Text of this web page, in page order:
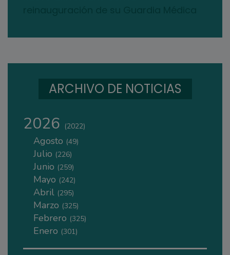
ARCHIVO DE NOTICIAS
2026 (2022)
Agosto (49)
Julio (226)
Junio (259)
Mayo (242)
Abril (295)
Marzo (325)
Febrero (325)
Enero (301)